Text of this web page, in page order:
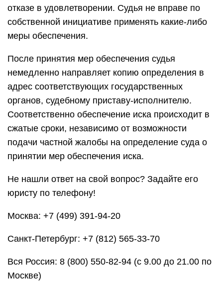
отказе в удовлетворении. Судья не вправе по
собственной инициативе применять какие-либо
меры обеспечения.
После принятия мер обеспечения судья
немедленно направляет копию определения в
адрес соответствующих государственных
органов, судебному приставу-исполнителю.
Соответственно обеспечение иска происходит в
сжатые сроки, независимо от возможности
подачи частной жалобы на определение суда о
принятии мер обеспечения иска.
Не нашли ответ на свой вопрос? Задайте его
юристу по телефону!
Москва: +7 (499) 391-94-20
Санкт-Петербург: +7 (812) 565-33-70
Вся Россия: 8 (800) 550-82-94 (с 9.00 до 21.00 по
Москве)